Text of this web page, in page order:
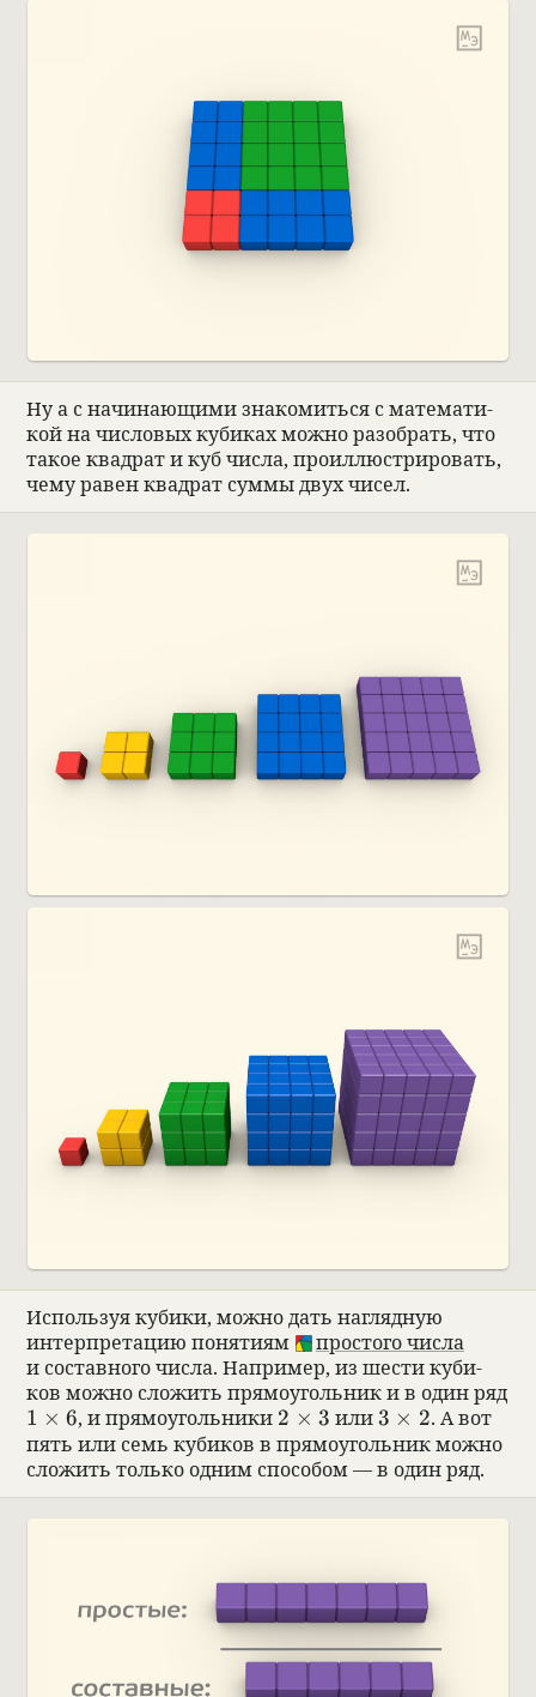
Ну а с начи­нающими зна­комиться с матема­ти­
кой на чис­ло­вых куби­ках можно разо­брать, что
такое квад­рат и куб числа, про­ил­лю­стри­ро­вать,
чему равен квад­рат суммы двух чисел.
Исполь­зуя кубики, можно дать нагляд­ную
интер­пре­тацию поня­тиям
про­стого числа
и состав­ного числа. Напри­мер, из шести куби­
ков можно сложить прямо­уголь­ник и в один ряд
1\times 6
1 × 6, и прямо­уголь­ники 2\times 3
2 × 3 или3\times 2
3 × 2. А вот
пять или семь куби­ков в прямо­уголь­ник можно
сложить только одним спо­со­бом — в один ряд.